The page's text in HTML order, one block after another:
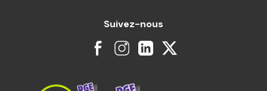
Suivez-nous